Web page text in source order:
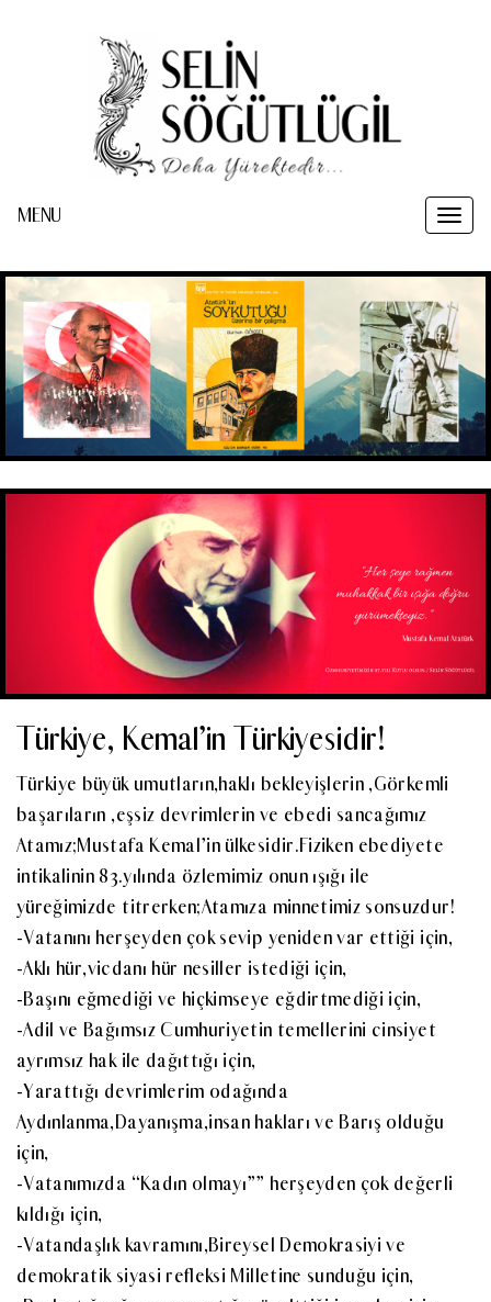
Toggle
MENU
Türkiye, Kemal’in Türkiyesidir!
Türkiye büyük umutların,haklı bekleyişlerin ,Görkemli
başarıların ,eşsiz devrimlerin ve ebedi sancağımız
Atamız;Mustafa Kemal’in ülkesidir.Fiziken ebediyete
intikalinin 83.yılında özlemimiz onun ışığı ile
yüreğimizde titrerken;Atamıza minnetimiz sonsuzdur!
-Vatanını herşeyden çok sevip yeniden var ettiği için,
-Aklı hür,vicdanı hür nesiller istediği için,
-Başını eğmediği ve hiçkimseye eğdirtmediği için,
-Adil ve Bağımsız Cumhuriyetin temellerini cinsiyet
ayrımsız hak ile dağıttığı için,
-Yarattığı devrimlerim odağında
Aydınlanma,Dayanışma,insan hakları ve Barış olduğu
için,
-Vatanımızda “Kadın olmayı”” herşeyden çok değerli
kıldığı için,
-Vatandaşlık kavramını,Bireysel Demokrasiyi ve
demokratik siyasi refleksi Milletine sunduğu için,